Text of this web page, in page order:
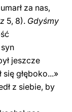
za nas,
5, 8). Gdyśmy
jeszcze
głęboko...»
z siebie, by